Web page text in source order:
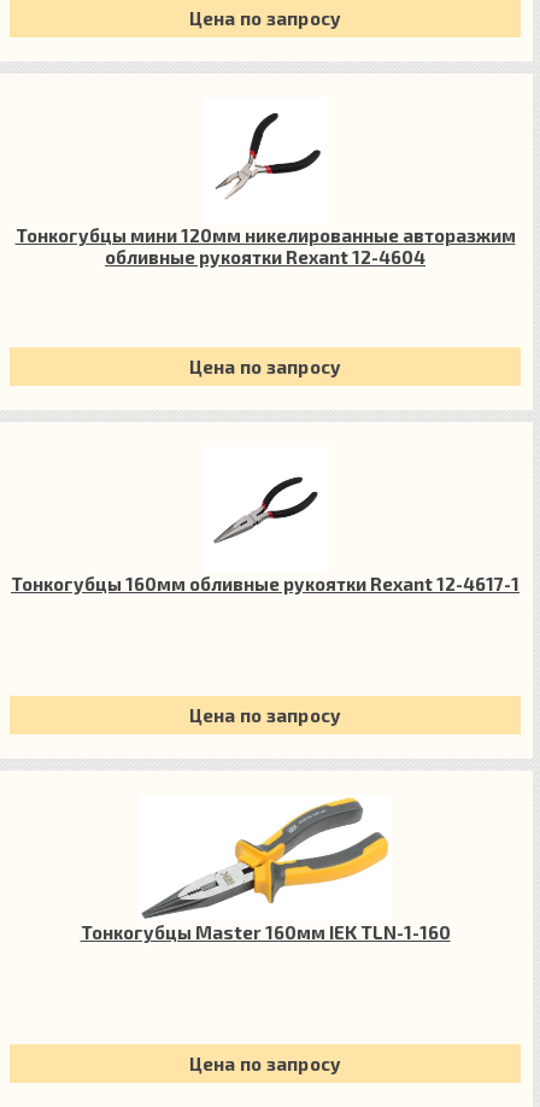
Цена по запросу
Тонкогубцы мини 120мм никелированные авторазжим
обливные рукоятки Rexant 12-4604
Цена по запросу
Тонкогубцы 160мм обливные рукоятки Rexant 12-4617-1
Цена по запросу
Тонкогубцы Master 160мм IEK TLN-1-160
Цена по запросу